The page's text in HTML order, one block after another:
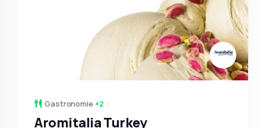
Gastronomie +2
Aromitalia Turkey